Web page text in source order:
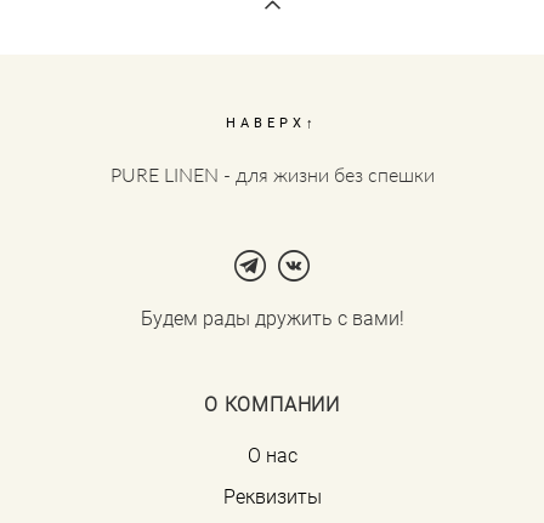
НАВЕРХ↑
PURE LINEN - для жизни без спешки
Будем рады дружить с вами!
О КОМПАНИИ
О нас
Реквизиты